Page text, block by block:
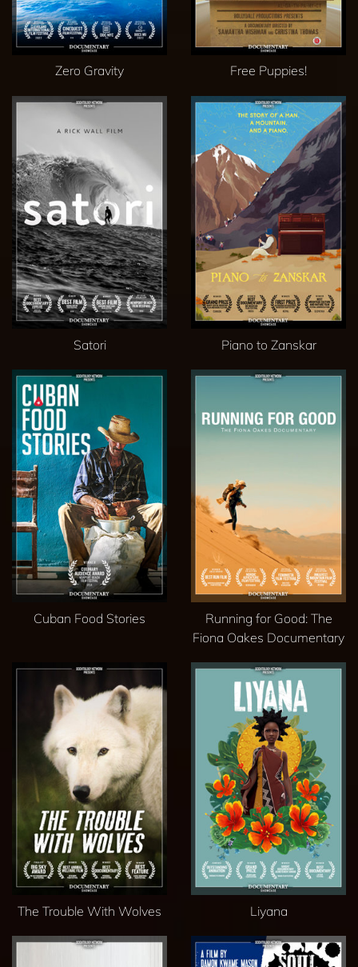
Zero Gravity Free Puppies!
Satori Piano to Zanskar
Cuban Food Stories
Running for Good: The
Fiona Oakes Documentary
The Trouble With Wolves Liyana